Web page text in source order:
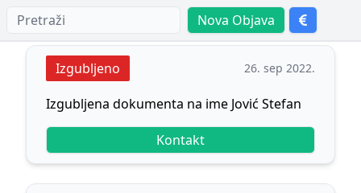
Nova Objava
Izgubljeno 26. sep 2022.
Izgubljena dokumenta na ime Jović Stefan
Kontakt